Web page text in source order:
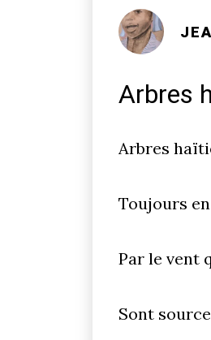
Arbres
Arbres
Toujours
Par le vent
Sont